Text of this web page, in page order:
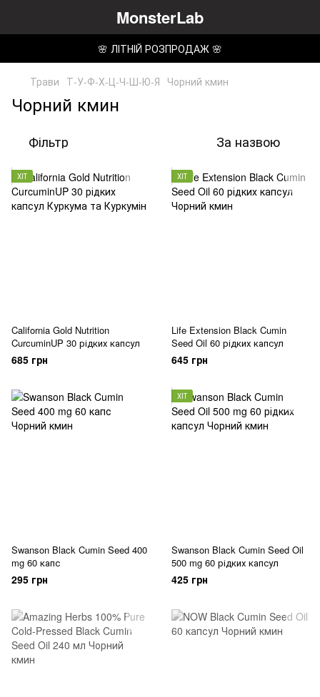
MonsterLab
🌸 ЛІТНІЙ РОЗПРОДАЖ 🌸
Трави Т-У-Ф-Х-Ц-Ч-Ш-Ю-Я Чорний кмин
Чорний кмин
Фільтр За назвою
ХІТ
California Gold Nutrition
CurcuminUP 30 рідких капсул
685 грн
ХІТ
Life Extension Black Cumin
Seed Oil 60 рідких капсул
645 грн
Swanson Black Cumin Seed 400
mg 60 капс
295 грн
ХІТ
Swanson Black Cumin Seed Oil
500 mg 60 рідких капсул
425 грн